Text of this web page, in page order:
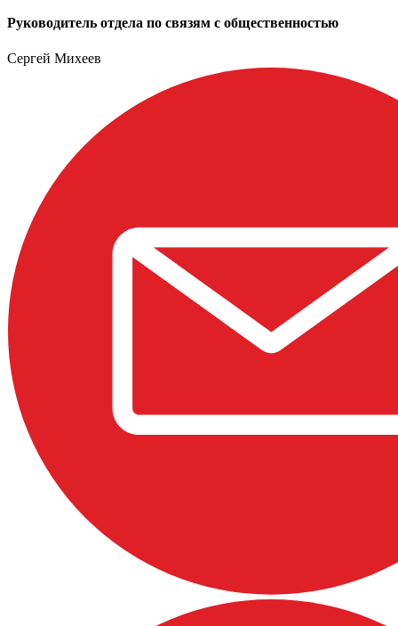
Руководитель отдела по связям с общественностью
Сергей Михеев